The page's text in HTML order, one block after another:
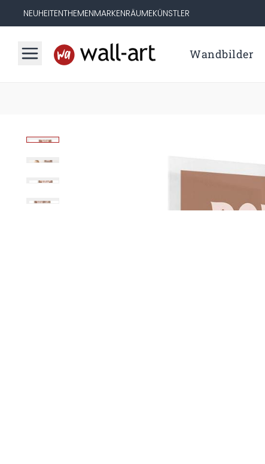
NEUHEITENTHEMENMARKENRÄUMEKÜNSTLER
Wandbilder